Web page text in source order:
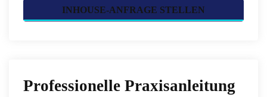
INHOUSE-ANFRAGE STELLEN
Professionelle Praxisanleitung